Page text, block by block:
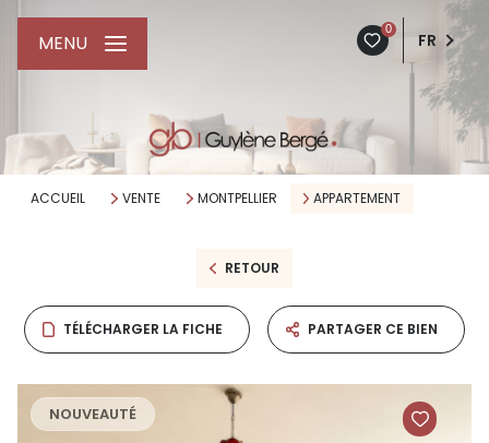
0
FR
MENU
ACCUEIL VENTE MONTPELLIER APPARTEMENT
RETOUR
TÉLÉCHARGER LA FICHE PARTAGER CE BIEN
NOUVEAUTÉ